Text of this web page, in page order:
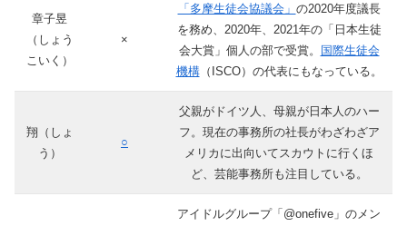
章子昱
（しょう
こいく）
×
「多摩生徒会協議会」 の2020年度議長
を務め、2020年、2021年の「日本生徒
会大賞」個人の部で受賞。 国際生徒会
機構（ISCO）の代表にもなっている。
翔（しょ
う）
○
父親がドイツ人、母親が日本人のハー
フ。現在の事務所の社長がわざわざア
メリカに出向いてスカウトに行くほ
ど、芸能事務所も注目している。
アイドルグループ「@onefive」のメン